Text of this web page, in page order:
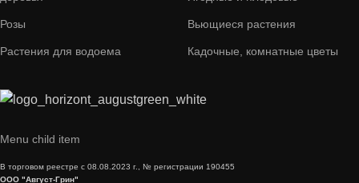
Розы
Растения для водоема
Вьющиеся растения
Кадочные, комнатные цветы
Menu child item
В торговом реестре с 08.08.2023 г., № регистрации 190455
ООО "Август-Грин"